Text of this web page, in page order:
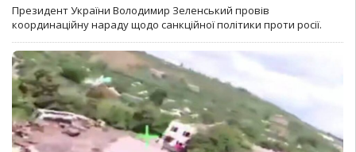
Президент України Володимир Зеленський провів
координаційну нараду щодо санкційної політики проти росії.